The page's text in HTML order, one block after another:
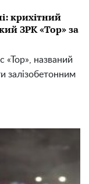
крихітний
ЗРК «Тор» за
«Тор», названий
залізобетонним